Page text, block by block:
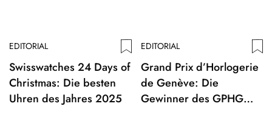
EDITORIAL
Swisswatches 24 Days of
Christmas: Die besten
Uhren des Jahres 2025
EDITORIAL
Grand Prix d’Horlogerie
de Genève: Die
Gewinner des GPHG